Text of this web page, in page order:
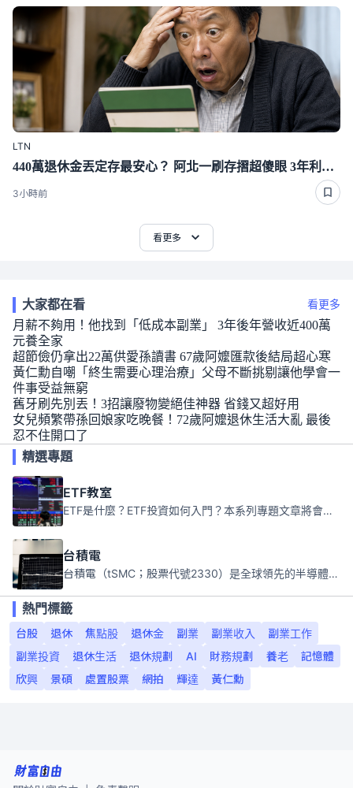
LTN
440萬退休金丟定存最安心？ 阿北一刷存摺超傻眼 3年利息僅1千多
3小時前
看更多
大家都在看 看更多
月薪不夠用！他找到「低成本副業」 3年後年營收近400萬
元養全家
超節儉仍拿出22萬供愛孫讀書 67歲阿嬤匯款後結局超心寒
黃仁勳自嘲「終生需要心理治療」父母不斷挑剔讓他學會一
件事受益無窮
舊牙刷先別丟！3招讓廢物變絕佳神器 省錢又超好用
女兒頻繁帶孫回娘家吃晚餐！72歲阿嬤退休生活大亂 最後
忍不住開口了
精選專題
ETF教室
ETF是什麼？ETF投資如何入門？本系列專題文章將會告訴你新手必須知道的ETF基礎知識。
台積電
台積電（tSMC；股票代號2330）是全球領先的半導體代工公司，成立於1987年，總部位於台灣新竹。且已於美國、日本、德國及中國設廠，台積電是全球首家專業積體電路製造服務公司，也是全球最先進和最大規模的半導體代工廠。
熱門標籤
台股
退休 焦點股 退休金 副業 副業收入
副業工作
副業投資
退休生活 退休規劃 AI 財務規劃 養老
記憶體
欣興
景碩 處置股票 網拍 輝達 黃仁勳